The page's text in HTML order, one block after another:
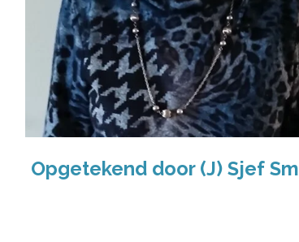
Opgetekend door (J) Sjef